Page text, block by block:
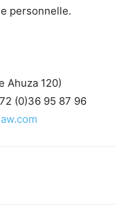
personnelle.
Ahuza 120)
(0)36 95 87 96